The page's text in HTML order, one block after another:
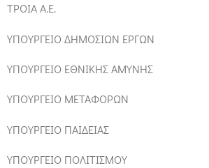
ΤΡΟΙΑ Α.Ε.
ΥΠΟΥΡΓΕΙΟ ΔΗΜΟΣΙΩΝ ΕΡΓΩΝ
ΥΠΟΥΡΓΕΙΟ ΕΘΝΙΚΗΣ ΑΜΥΝΗΣ
ΥΠΟΥΡΓΕΙΟ ΜΕΤΑΦΟΡΩΝ
ΥΠΟΥΡΓΕΙΟ ΠΑΙΔΕΙΑΣ
ΥΠΟΥΡΓΕΙΟ ΠΟΛΙΤΙΣΜΟΥ